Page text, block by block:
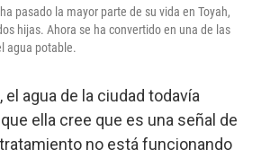
pasado la mayor parte de su vida en Toyah,
hijas. Ahora se ha convertido en una de las
agua potable.
el agua de la ciudad todavía
ella cree que es una señal de
no está funcionando